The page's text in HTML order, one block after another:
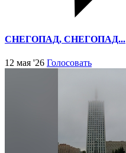
СНЕГОПАД, СНЕГОПАД...
12 мая '26 Голосовать